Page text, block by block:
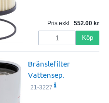
Pris exkl. 552.00
Köp
Bränslefilter
Vattensep.
21-3227